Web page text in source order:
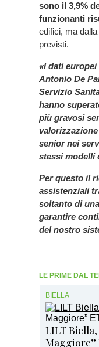
sono il 3,9%
funzionanti
edifici, ma
previsti.
«I dati
Antonio De
Servizio
hanno
più gravosi
senior nei
stessi modelli
Per questo il
assistenziali
soltanto di
garantire
del nostro
LE PRIME DAL
BIELLA
LILT
Maggiore”